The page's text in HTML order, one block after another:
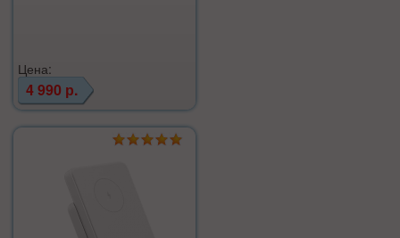
Цена:
4 990 р.